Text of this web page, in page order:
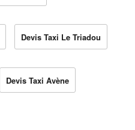
Devis Taxi Le Triadou
Devis Taxi Avène